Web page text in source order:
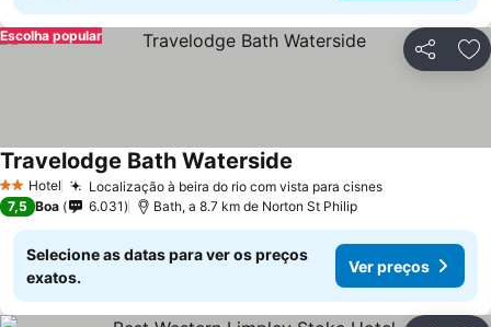
Partilhar
Escolha popular
2 Estrelas
Hotel Localização à beira do rio com vista para cisnes
Travelodge Bath Waterside
7,5 Boa 6.031 Bath, a 8.7 km de Norton St Philip
Selecione as datas para ver os preços
exatos.
Ver preços